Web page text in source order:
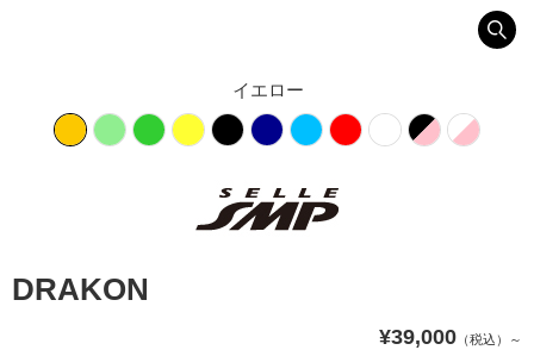
DRAKON
¥39,000 （税込）～
イエロー